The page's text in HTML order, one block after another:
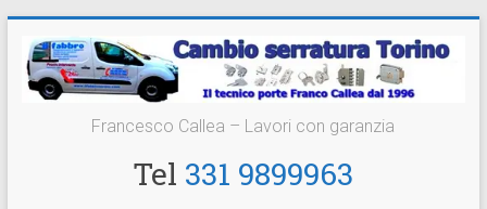
contenuto
Cambio
Serratura
Francesco Callea – Lavori con garanzia
Tel 331 9899963